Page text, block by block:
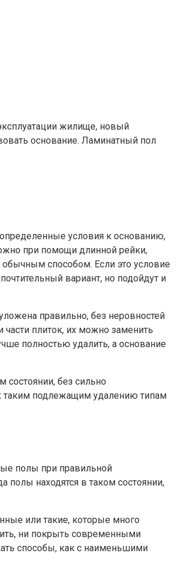
жилище, новый
основание. Ламинатный пол
условия к основанию,
при помощи длинной рейки,
способом. Если это условие
вариант, но подойдут и
правильно, без неровностей
плиток, их можно заменить
полностью удалить, а основание
без сильно
таким подлежащим удалению типам
полы при правильной
полы находятся в таком состоянии,
или такие, которые много
ни покрыть современными
способы, как с наименьшими